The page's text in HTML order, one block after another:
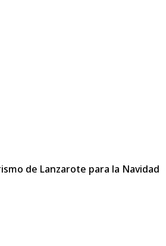
de Lanzarote para la Navidad